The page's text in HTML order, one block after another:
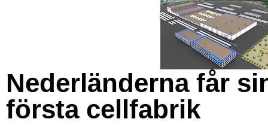
Nederländerna får
första cellfabrik